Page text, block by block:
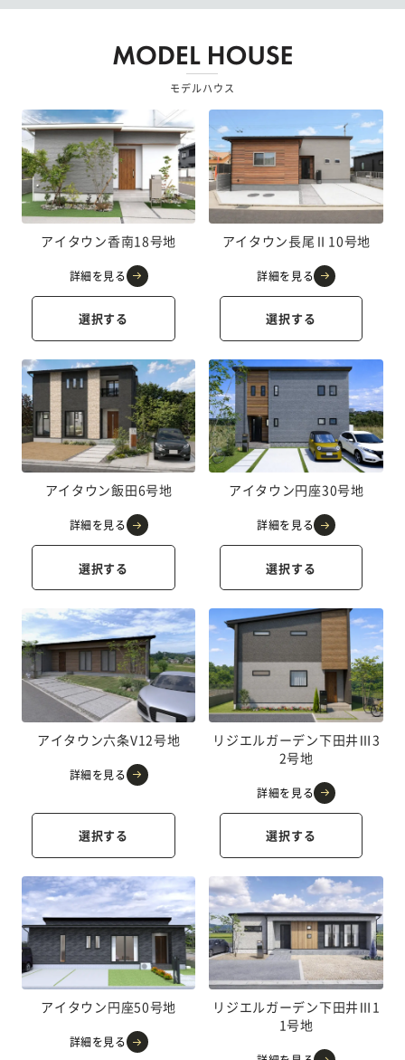
モデルハウス
アイタウン香南18号地
詳細を見る
選択する
アイタウン長尾Ⅱ10号地
詳細を見る
選択する
アイタウン飯田6号地
詳細を見る
選択する
アイタウン円座30号地
詳細を見る
選択する
アイタウン六条V12号地
詳細を見る
選択する
リジエルガーデン下田井Ⅲ3
2号地
詳細を見る
選択する
アイタウン円座50号地
詳細を見る
リジエルガーデン下田井Ⅲ1
1号地